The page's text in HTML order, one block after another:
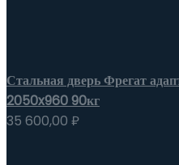
Стальная дверь Фрегат
2050x960 90кг
35 600,00 ₽